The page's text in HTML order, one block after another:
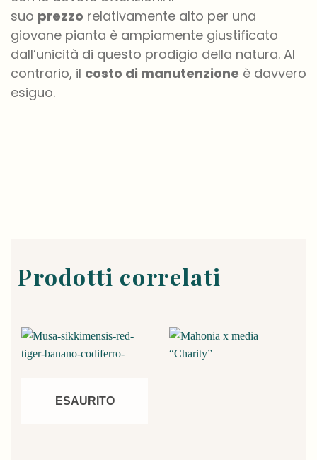
suo prezzo relativamente alto per una
giovane pianta è ampiamente giustificato
dall’unicità di questo prodigio della natura. Al
contrario, il costo di manutenzione è davvero
esiguo.
Prodotti correlati
ESAURITO